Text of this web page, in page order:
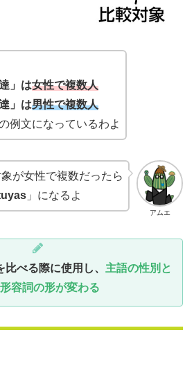
」は女性で複数人
」は男性で複数人
例文になっているわよ
アムエ
が女性で複数だったら
」になるよ
べる際に使用し、 主語の性別と
容詞の形が変わる